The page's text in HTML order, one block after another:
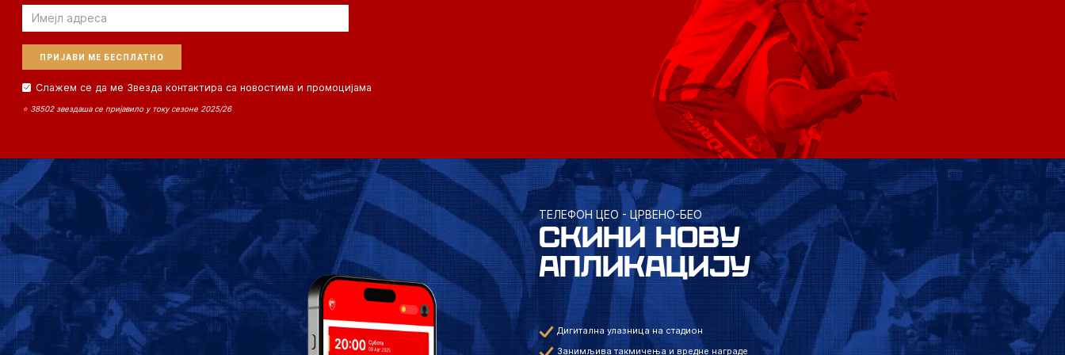
Email
Слажем се да ме Звезда контактира са новостима и промоцијама
⭐ 38502 звездаша се пријавило у току сезоне 2025/26
ТЕЛЕФОН ЦЕО - ЦРВЕНО-БЕО
СКИНИ НОВУ
АПЛИКАЦИЈУ
Дигитална улазница на стадион
Занимљива такмичења и вредне награде